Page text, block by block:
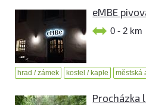
eMBE
0 - 2 km
hrad / zámek kostel / kaple městská
Procházka